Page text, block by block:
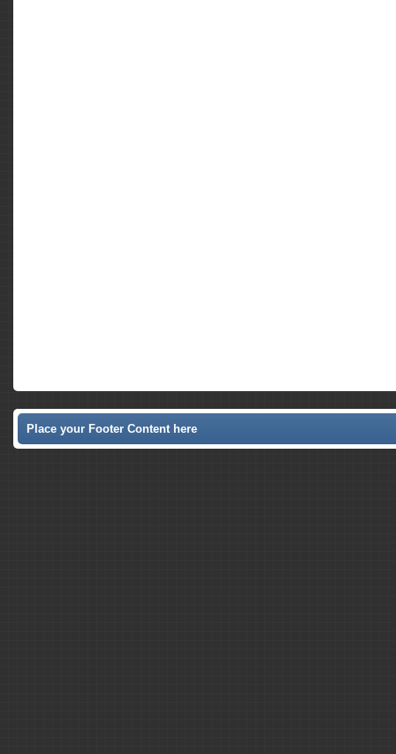
Place your Footer Content here